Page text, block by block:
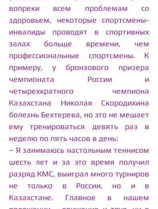
вопреки всем проблемам со
здоровьем, некоторые спортсмены-
инвалиды проводят в спортивных
залах больше времени, чем
профессиональные спортсмены. К
примеру, у бронзового призера
чемпионата России и
четырехкратного чемпиона
Казахстана Николая Скородихина
болезнь Бехтерева, но это не мешает
ему тренироваться девять раз в
неделю по пять часов в день:
– Я занимаюсь настольным теннисом
шесть лет и за это время получил
разряд КМС, выиграл много турниров
не только в России, но и в
Казахстане. Главное в нашем